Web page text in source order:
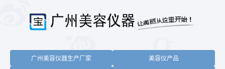
广州美容仪器生产厂家
美容仪产品